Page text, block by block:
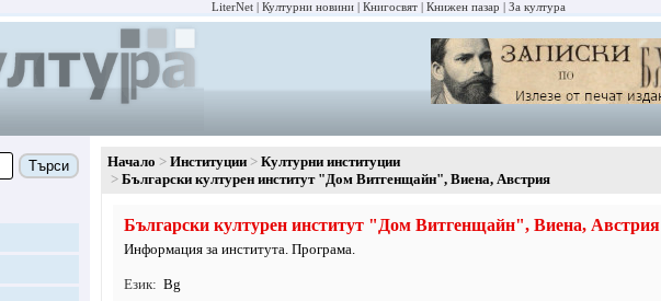
LiterNet Културни новини Книгосвят Книжен пазар За култура
Търси Начало Институции
Културни институции
Български културен институт "Дом Витгенщайн", Виена, Австрия
Български културен институт "Дом Витгенщайн", Виена, Австрия
Информация за института. Програма.
Език
Bg